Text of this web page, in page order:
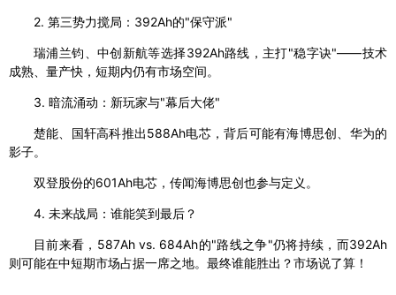
2. 第三势力搅局：392Ah的"保守派"
瑞浦兰钧、中创新航等选择392Ah路线，主打"稳字诀"——技术
成熟、量产快，短期内仍有市场空间。
3. 暗流涌动：新玩家与"幕后大佬"
楚能、国轩高科推出588Ah电芯，背后可能有海博思创、华为的
影子。
双登股份的601Ah电芯，传闻海博思创也参与定义。
4. 未来战局：谁能笑到最后？
目前来看，587Ah vs. 684Ah的"路线之争"仍将持续，而392Ah
则可能在中短期市场占据一席之地。最终谁能胜出？市场说了算！